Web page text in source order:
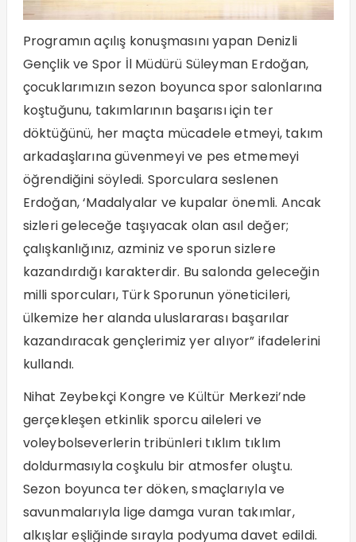
Programın açılış konuşmasını yapan Denizli
Gençlik ve Spor İl Müdürü Süleyman Erdoğan,
çocuklarımızın sezon boyunca spor salonlarına
koştuğunu, takımlarının başarısı için ter
döktüğünü, her maçta mücadele etmeyi, takım
arkadaşlarına güvenmeyi ve pes etmemeyi
öğrendiğini söyledi. Sporculara seslenen
Erdoğan, ‘Madalyalar ve kupalar önemli. Ancak
sizleri geleceğe taşıyacak olan asıl değer;
çalışkanlığınız, azminiz ve sporun sizlere
kazandırdığı karakterdir. Bu salonda geleceğin
milli sporcuları, Türk Sporunun yöneticileri,
ülkemize her alanda uluslararası başarılar
kazandıracak gençlerimiz yer alıyor” ifadelerini
kullandı.
Nihat Zeybekçi Kongre ve Kültür Merkezi’nde
gerçekleşen etkinlik sporcu aileleri ve
voleybolseverlerin tribünleri tıklım tıklım
doldurmasıyla coşkulu bir atmosfer oluştu.
Sezon boyunca ter döken, smaçlarıyla ve
savunmalarıyla lige damga vuran takımlar,
alkışlar eşliğinde sırayla podyuma davet edildi.